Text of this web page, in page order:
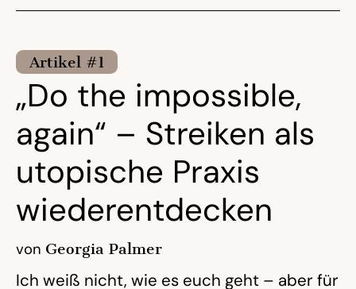
Artikel #1
„Do the impossible,
again“ – Streiken als
utopische Praxis
wiederentdecken
von Georgia Palmer
Ich weiß nicht, wie es euch geht – aber für